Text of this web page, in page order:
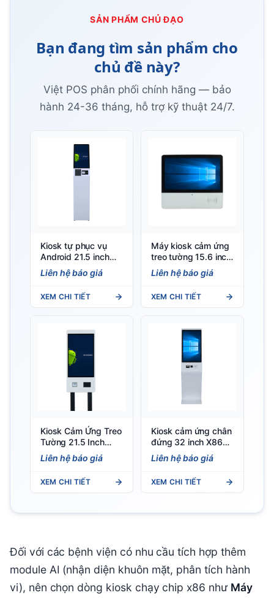
SẢN PHẨM CHỦ ĐẠO
Bạn đang tìm sản phẩm cho
chủ đề này?
Việt POS phân phối chính hãng — bảo
hành 24-36 tháng, hỗ trợ kỹ thuật 24/7.
Kiosk tự phục vụ
Android 21.5 inch
chân đứng KD215B
— Việt POS
Liên hệ báo giá
XEM CHI TIẾT
Máy kiosk cảm ứng
treo tường 15.6 inch
(X86) GD156 — Việt
POS
Liên hệ báo giá
XEM CHI TIẾT
Kiosk Cảm Ứng Treo
Tường 21.5 Inch
GD215C — Việt POS
Liên hệ báo giá
XEM CHI TIẾT
Kiosk cảm ứng chân
đứng 32 inch X86
KD32B — Việt POS
Liên hệ báo giá
XEM CHI TIẾT
Đối với các bệnh viện có nhu cầu tích hợp thêm
module AI (nhận diện khuôn mặt, phân tích hành
vi), nên chọn dòng kiosk chạy chip x86 như Máy